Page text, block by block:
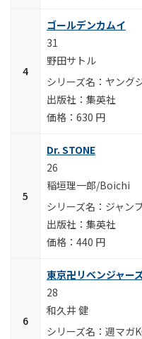
ゴールデンカムイ
31
野田サトル
ヤング
集英社
630 円
Dr. STONE
26
稲垣理一郎/Boichi
ジャン
集英社
440 円
東京卍リベンジャー
28
和久井 健
週マガ